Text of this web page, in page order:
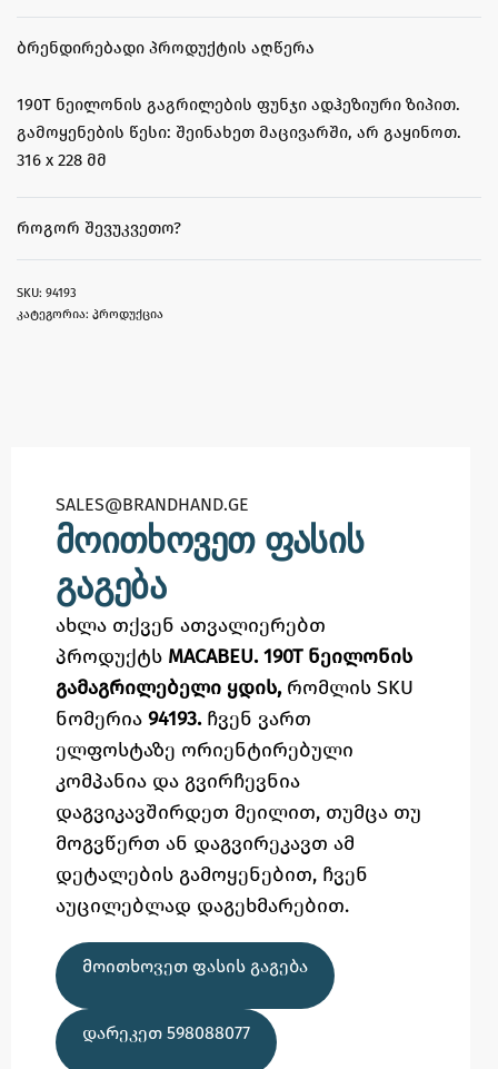
ᲑᲠᲔᲜᲓᲘᲠᲔᲑᲐᲓᲘ ᲞᲠᲝᲓᲣᲥᲢᲘᲡ ᲐᲦᲬᲔᲠᲐ
190T ნეილონის გაგრილების ფუნჯი ადჰეზიური ზიპით.
გამოყენების წესი: შეინახეთ მაცივარში, არ გაყინოთ.
316 x 228 მმ
ᲠᲝᲒᲝᲠ ᲨᲔᲕᲣᲙᲕᲔᲗᲝ?
94193
კატეგორია: პროდუქცია
SALES@BRANDHAND.GE​
მოითხოვეთ ფასის
გაგება
ახლა თქვენ ათვალიერებთ
პროდუქტს MACABEU. 190T ნეილონის
გამაგრილებელი ყდის, რომლის SKU
ნომერია 94193. ჩვენ ვართ
ელფოსტაზე ორიენტირებული
კომპანია და გვირჩევნია
დაგვიკავშირდეთ მეილით, თუმცა თუ
მოგვწერთ ან დაგვირეკავთ ამ
დეტალების გამოყენებით, ჩვენ
აუცილებლად დაგეხმარებით.
ᲛᲝᲘᲗᲮᲝᲕᲔᲗ ᲤᲐᲡᲘᲡ ᲒᲐᲒᲔᲑᲐ
ᲓᲐᲠᲔᲙᲔᲗ 598088077